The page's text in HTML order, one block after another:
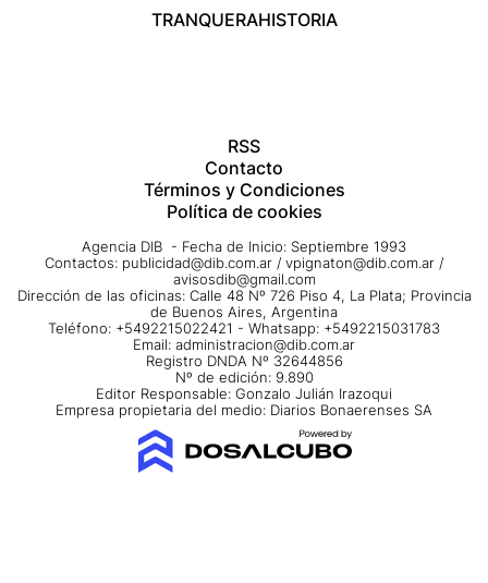
TRANQUERAHISTORIA
RSS
Contacto
Términos y Condiciones
Política de cookies
Agencia DIB - Fecha de Inicio: Septiembre 1993
Contactos: publicidad@dib.com.ar / vpignaton@dib.com.ar /
avisosdib@gmail.com
Dirección de las oficinas: Calle 48 Nº 726 Piso 4, La Plata; Provincia
de Buenos Aires, Argentina
Teléfono: +5492215022421 - Whatsapp: +5492215031783
Email: administracion@dib.com.ar
Registro DNDA Nº 32644856
Nº de edición: 9.890
Editor Responsable: Gonzalo Julián Irazoqui
Empresa propietaria del medio: Diarios Bonaerenses SA